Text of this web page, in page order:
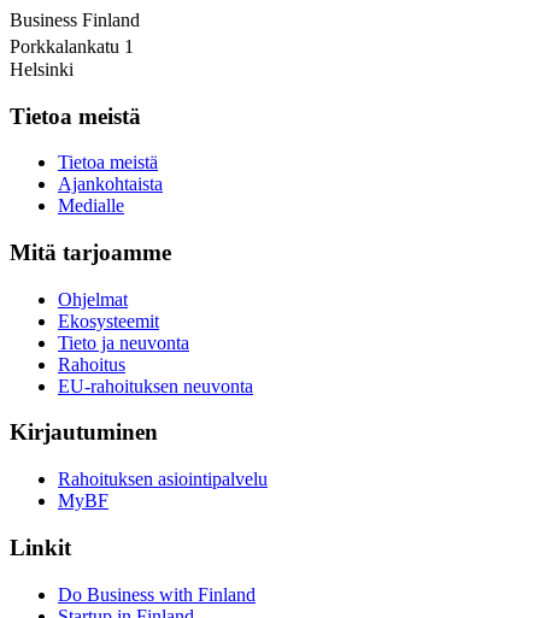
Business Finland
Porkkalankatu 1
Helsinki
Tietoa meistä
Tietoa meistä
Ajankohtaista
Medialle
Mitä tarjoamme
Ohjelmat
Ekosysteemit
Tieto ja neuvonta
Rahoitus
EU-rahoituksen neuvonta
Kirjautuminen
Rahoituksen asiointipalvelu
MyBF
Linkit
Do Business with Finland